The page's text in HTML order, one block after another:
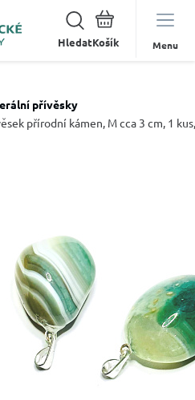
Hledat Menu
přívěsky
přírodní kámen, M cca 3 cm, 1